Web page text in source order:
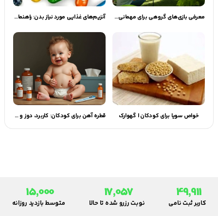
معرفی بازی‌های گروهی برای مهمانی‌های دوستانه آنزیم‌های غذایی مورد نیاز بدن: راهنمای جامع
خواص سویا برای کودکان | گهوارک قطره آهن برای کودکان: کاربرد، دوز و نکات ایمنی
49,911
کاربر ثبت نامی
17,057
نوبت رزرو شده تا حالا
15,000
متوسط بازدید روزانه